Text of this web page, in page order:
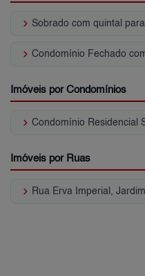
keyboard_arrow_right Sobrado com quintal
keyboard_arrow_right
Imóveis por Condomínios
keyboard_arrow_right Condomínio Residencial
Imóveis por Ruas
keyboard_arrow_right Rua Erva Imperial,